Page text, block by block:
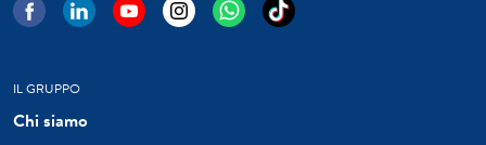
IL GRUPPO
Chi siamo